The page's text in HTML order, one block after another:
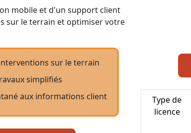
mobile et d'un support client
sur le terrain et optimiser votre
sur le terrain
simplifiés
aux informations client
Type de
licence